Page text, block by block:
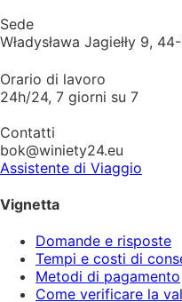
Sede
Władysława Jagiełły 9,
Orario di lavoro
24h/24, 7 giorni su 7
Contatti
bok@winiety24.eu
Assistente di Viaggio
Vignetta
Domande e risposte
Tempi e costi di
Metodi di pagamento
Come verificare la